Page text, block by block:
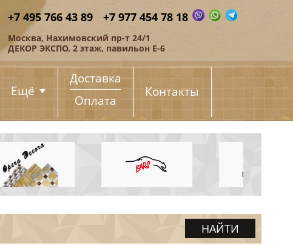
+7 495 766 43 89 +7 977 454 78 18
Москва, Нахимовский пр-т 24/1
ДЕКОР ЭКСПО, 2 этаж, павильон Е-6
Ещё
Доставка
Оплата
Контакты